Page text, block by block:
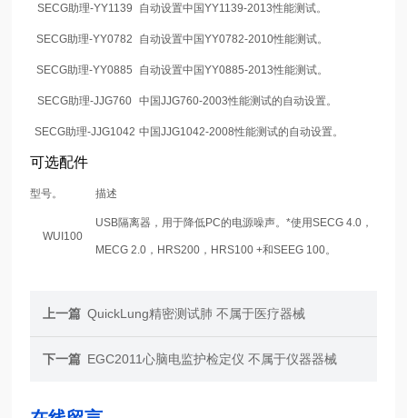
SECG助理-YY1139 自动设置中国YY1139-2013性能测试。
SECG助理-YY0782 自动设置中国YY0782-2010性能测试。
SECG助理-YY0885 自动设置中国YY0885-2013性能测试。
SECG助理-JJG760 中国JJG760-2003性能测试的自动设置。
SECG助理-JJG1042 中国JJG1042-2008性能测试的自动设置。
可选配件
型号。 描述
WUI100
USB隔离器，用于降低PC的电源噪声。*使用SECG 4.0，
MECG 2.0，HRS200，HRS100 +和SEEG 100。
上一篇 QuickLung精密测试肺 不属于医疗器械
下一篇 EGC2011心脑电监护检定仪 不属于仪器器械